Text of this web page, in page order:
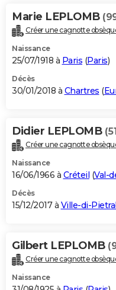
Marie LEPLOMB
Créer une cagnotte
Naissance
25/07/1918 à Paris (Paris)
Décès
30/01/2018 à Chartres (
Didier LEPLOMB
Créer une cagnotte
Naissance
16/06/1966 à Créteil (Val-
Décès
15/12/2017 à Ville-di-
Gilbert LEPLOMB
Créer une cagnotte
Naissance